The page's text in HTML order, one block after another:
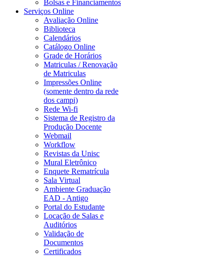
Bolsas e Financiamentos
Serviços Online
Avaliação Online
Biblioteca
Calendários
Catálogo Online
Grade de Horários
Matriculas / Renovação
de Matriculas
Impressões Online
(somente dentro da rede
dos campi)
Rede Wi-fi
Sistema de Registro da
Produção Docente
Webmail
Workflow
Revistas da Unisc
Mural Eletrônico
Enquete Rematrícula
Sala Virtual
Ambiente Graduação
EAD - Antigo
Portal do Estudante
Locação de Salas e
Auditórios
Validação de
Documentos
Certificados